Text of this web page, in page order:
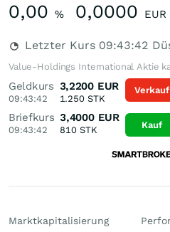
0,00 % 0,0000 EUR
Letzter Kurs 09:43:42
Value-Holdings International Aktie
Geldkurs
09:43:42
3,2200 EUR
1.250STK
Briefkurs
09:43:42
3,4000 EUR
810STK
Verkauf
Kauf
Marktkapitalisierung